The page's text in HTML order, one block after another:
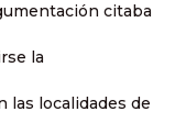
citaba
la
las localidades de